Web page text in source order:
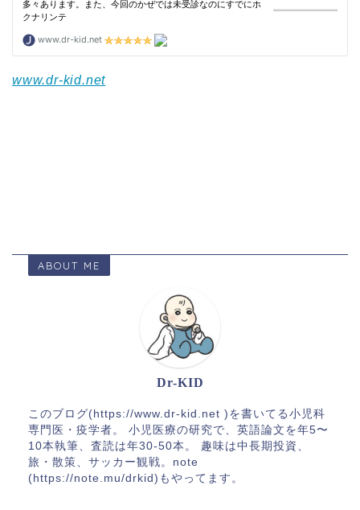
www.dr-kid.net
ABOUT ME
Dr-KID
このブログ(https://www.dr-kid.net )を書いてる小児科
専門医・疫学者。 小児医療の研究で、英語論文を年5〜
10本執筆、査読は年30-50本。 趣味は中長期投資、
旅・散策、サッカー観戦。note
(https://note.mu/drkid)もやってます。